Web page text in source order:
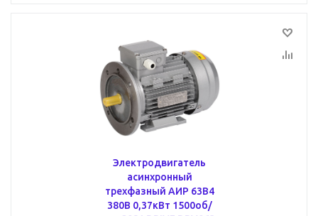
Электродвигатель
асинхронный
трехфазный АИР 63B4
380В 0,37кВт 1500об/